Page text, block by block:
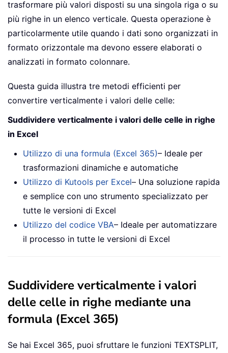
trasformare più valori disposti su una singola riga o su
più righe in un elenco verticale. Questa operazione è
particolarmente utile quando i dati sono organizzati in
formato orizzontale ma devono essere elaborati o
analizzati in formato colonnare.
Questa guida illustra tre metodi efficienti per
convertire verticalmente i valori delle celle:
Suddividere verticalmente i valori delle celle in righe
in Excel
Utilizzo di una formula (Excel 365)– Ideale per
trasformazioni dinamiche e automatiche
Utilizzo di Kutools per Excel– Una soluzione rapida
e semplice con uno strumento specializzato per
tutte le versioni di Excel
Utilizzo del codice VBA– Ideale per automatizzare
il processo in tutte le versioni di Excel
Suddividere verticalmente i valori
delle celle in righe mediante una
formula (Excel 365)
Se hai Excel 365, puoi sfruttare le funzioni TEXTSPLIT,